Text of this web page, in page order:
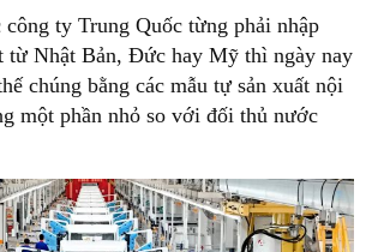
ty Trung Quốc từng phải nhập
từ Nhật Bản, Đức hay Mỹ thì ngày nay
chúng bằng các mẫu tự sản xuất nội
một phần nhỏ so với đối thủ nước